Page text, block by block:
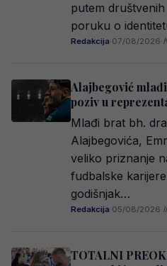
putem
poruku o
Redakcija·07/08/2026·
Alajbegović
poziv u
Mlađi brat bh.
Alajbegovića,
veliko priznanje
fudbalske
godišnjak…
Redakcija·05/08/2026·
TOTALNI